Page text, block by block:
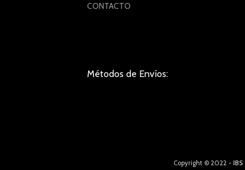
CONTACTO
Métodos de Envíos:
Copyright © 2022 - IBS